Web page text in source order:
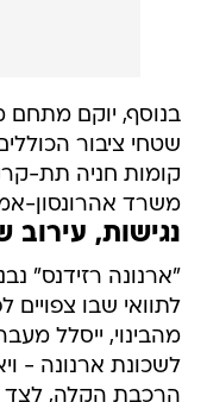
שטחי ציבור
קומות חניה תת-
משרד אהרונסון-
נגישות,
"ארנונה רזידנס"
לתוואי שבו
מהבינוי, ייסלל
לשכונת ארנונה -
הרכבת הקלה, לצד